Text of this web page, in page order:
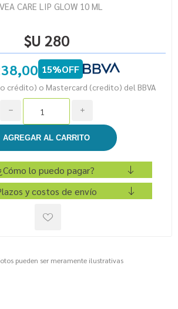
CARE LIP GLOW 10 ML
$U 280
15%OFF
crédito) o Mastercard (credito) del BBVA
i
h
lo puedo pagar?
y costos de envío
pueden ser meramente ilustrativas